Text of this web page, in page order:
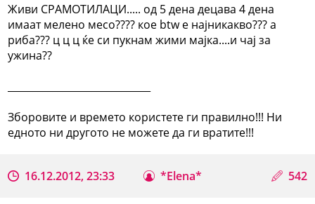
Живи СРАМОТИЛАЦИ..... од 5 дена децава 4 дена
имаат мелено месо???? кое btw е најникакво??? а
риба??? ц ц ц ќе си пукнам жими мајка....и чај за
ужина??
Зборовите и времето користете ги правилно!!! Ни
едното ни другото не можете да ги вратите!!!
16.12.2012, 23:33 *Elena* 542